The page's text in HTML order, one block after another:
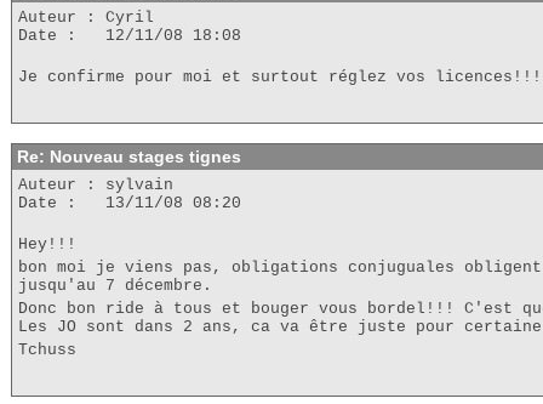
Auteur : Cyril
Date : 12/11/08 18:08
Je confirme pour moi et surtout réglez vos
Re: Nouveau stages tignes
Auteur : sylvain
Date : 13/11/08 08:20
Hey!!!
bon moi je viens pas, obligations conjuguales
jusqu'au 7 décembre.
Donc bon ride à tous et bouger vous bordel!!! C'est
Les JO sont dans 2 ans, ca va être juste pour
Tchuss